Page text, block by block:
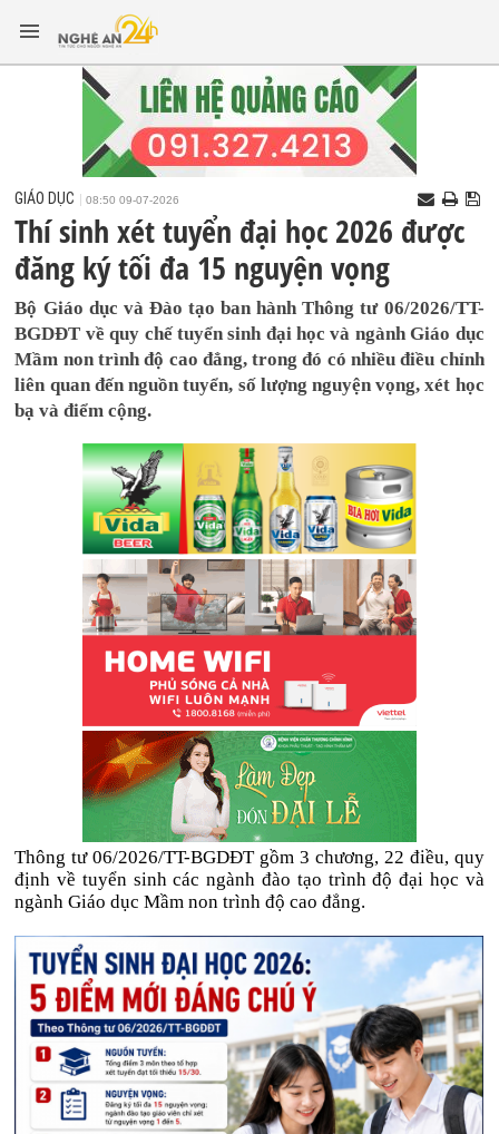
GIÁO DỤC 08:50 09-07-2026
Thí sinh xét tuyển đại học 2026 được
đăng ký tối đa 15 nguyện vọng
Bộ Giáo dục và Đào tạo ban hành Thông tư 06/2026/TT-
BGDĐT về quy chế tuyển sinh đại học và ngành Giáo dục
Mầm non trình độ cao đẳng, trong đó có nhiều điều chỉnh
liên quan đến nguồn tuyển, số lượng nguyện vọng, xét học
bạ và điểm cộng.
Thông tư 06/2026/TT-BGDĐT gồm 3 chương, 22 điều, quy
định về tuyển sinh các ngành đào tạo trình độ đại học và
ngành Giáo dục Mầm non trình độ cao đẳng.